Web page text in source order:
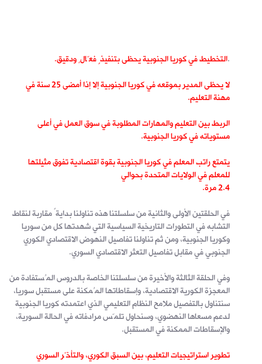
.التخطيط في كوريا الجنوبية يحظى بتنفيذٍ فعّالٍ ودقيق.
لا يحظى المدير بموقعه في كوريا الجنوبية إلا إذا أمضى 25 سنة في
مهنة التعليم.
الربط بين التعليم والمهارات المطلوبة في سوق العمل في أعلى
مستوياته في كوريا الجنوبية.
يتمتع راتب المعلم في كوريا الجنوبية بقوة اقتصادية تفوق مثيلتها
للمعلم في الولايات المتحدة بحوالي
2.4 مرة.
في الحلقتين الأولى والثانية من سلسلتنا هذه تناولنا بدايةً مقاربة لنقاط
التشابه في التطورات التاريخية السياسية التي شهدتها كل من سوريا
وكوريا الجنوبية، ومن ثم تناولنا تفاصيل النهوض الاقتصادي الكوري
الجنوبي في مقابل تفاصيل التعثر الاقتصادي السوري.
وفي الحلقة الثالثة والأخيرة من سلسلتنا الخاصة بالدروس المُستفادة من
المعجزة الكورية الاقتصادية، وإسقاطاتها المُمكنة على مستقبل سوريا،
سنتناول بالتفصيل ملامح النظام التعليمي الذي اعتمدته كوريا الجنوبية
لدعم مسعاها النهضوي، وسنحاول تلمّس مرادفاته في الحالة السورية،
والإسقاطات الممكنة في المستقبل.
تطوير استراتيجيات التعليم، بين السبق الكوري، والتأخّر السوري